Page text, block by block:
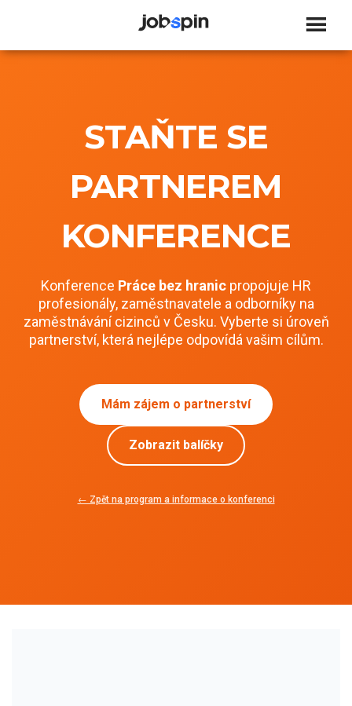
STAŇTE SE
PARTNEREM
KONFERENCE
Konference Práce bez hranic propojuje HR
profesionály, zaměstnavatele a odborníky na
zaměstnávání cizinců v Česku. Vyberte si úroveň
partnerství, která nejlépe odpovídá vašim cílům.
Mám zájem o partnerství
Zobrazit balíčky
← Zpět na program a informace o konferenci